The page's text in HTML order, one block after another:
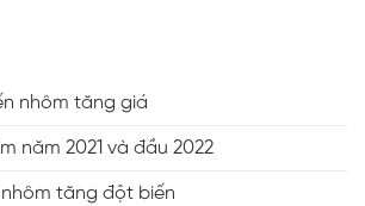
nhôm tăng giá
năm 2021 và đầu 2022
tăng đột biến